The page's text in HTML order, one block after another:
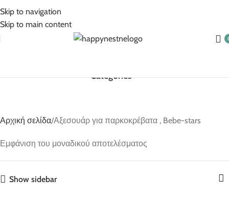
Skip to navigation
Skip to main content
Categories
Αρχική σελίδα Αξεσουάρ για παρκοκρέβατα , Bebe-stars
Εμφάνιση του μοναδικού αποτελέσματος
Show sidebar
5% Επιπλέον έκπτωση για πληρωμές με κάρτα!